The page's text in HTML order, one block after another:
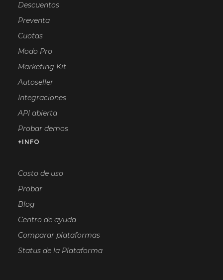
Descuentos
Preventa
Cuotas
Modo Pro
Marketing Kit
Autoseller
Integraciones
API abierta
Probar demos
+INFO
Costo de uso
Probar
Blog
Centro de ayuda
Comparar plataformas
Status de la Plataforma